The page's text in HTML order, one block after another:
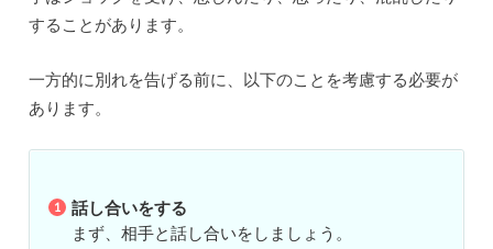
することがあります。
一方的に別れを告げる前に、以下のことを考慮する必要が
あります。
話し合いをする
まず、相手と話し合いをしましょう。